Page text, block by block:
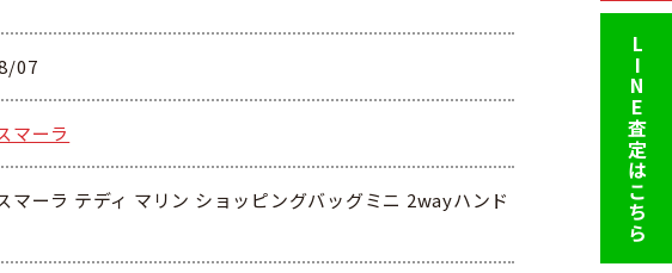
LINE査定はこちら
07
マーラ
マーラ テディ マリン ショッピングバッグミニ 2wayハンド